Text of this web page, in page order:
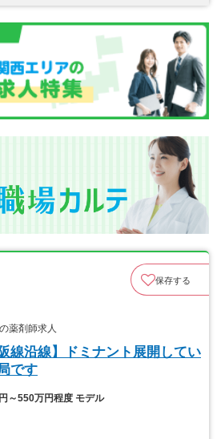
保存する
薬剤師求人
線沿線】ドミナント展開してい
です
～550万円程度 モデル